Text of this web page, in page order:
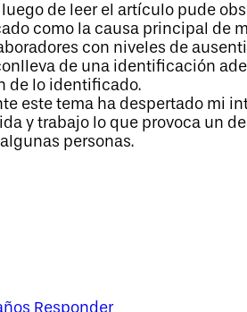
luego de leer el artículo pude
como la causa principal de
con niveles de
de una identificación
de lo identificado.
este tema ha despertado mi
y trabajo lo que provoca un
personas.
Responder